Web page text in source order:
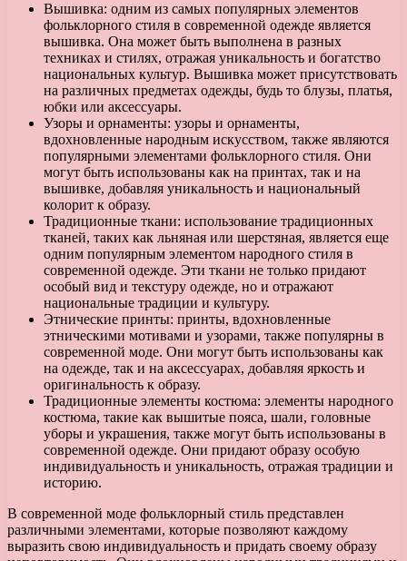
Вышивка: одним из самых популярных элементов
фольклорного стиля в современной одежде является
вышивка. Она может быть выполнена в разных
техниках и стилях, отражая уникальность и богатство
национальных культур. Вышивка может присутствовать
на различных предметах одежды, будь то блузы, платья,
юбки или аксессуары.
Узоры и орнаменты: узоры и орнаменты,
вдохновленные народным искусством, также являются
популярными элементами фольклорного стиля. Они
могут быть использованы как на принтах, так и на
вышивке, добавляя уникальность и национальный
колорит к образу.
Традиционные ткани: использование традиционных
тканей, таких как льняная или шерстяная, является еще
одним популярным элементом народного стиля в
современной одежде. Эти ткани не только придают
особый вид и текстуру одежде, но и отражают
национальные традиции и культуру.
Этнические принты: принты, вдохновленные
этническими мотивами и узорами, также популярны в
современной моде. Они могут быть использованы как
на одежде, так и на аксессуарах, добавляя яркость и
оригинальность к образу.
Традиционные элементы костюма: элементы народного
костюма, такие как вышитые пояса, шали, головные
уборы и украшения, также могут быть использованы в
современной одежде. Они придают образу особую
индивидуальность и уникальность, отражая традиции и
историю.
В современной моде фольклорный стиль представлен
различными элементами, которые позволяют каждому
выразить свою индивидуальность и придать своему образу